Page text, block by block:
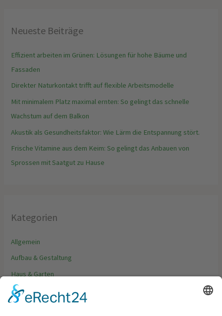
Neueste Beiträge
Effizient arbeiten im Grünen: Lösungen für hohe Bäume und
Fassaden
Direkter Naturkontakt trifft auf flexible Arbeitsmodelle
Mit minimalem Platz maximal ernten: So gelingt das schnelle
Wachstum auf dem Balkon
Akustik als Gesundheitsfaktor: Wie Lärm die Entspannung stört.
Frische Vitamine aus dem Keim: So gelingt das Anbauen von
Sprossen mit Saatgut zu Hause
Kategorien
Allgemein
Aufbau & Gestaltung
Haus & Garten
Möbel & Dekoration